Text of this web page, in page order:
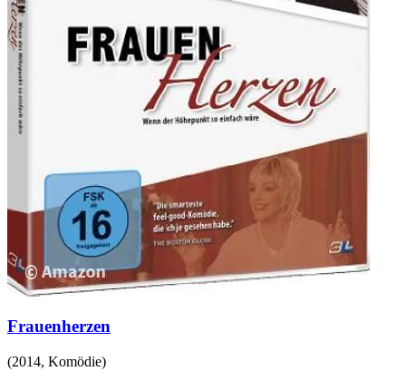
Frauenherzen
(2014, Komödie)